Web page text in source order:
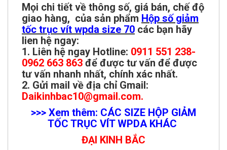
Mọi chi tiết về thông số, giá bán, chế độ
giao hàng, của sản phẩm Hộp sốgiảm
tốc trục vít wpda size 70 các bạn hãy
lien hệ ngay:
1. Liên hệ ngay Hotline: 0911 551 238-
0962 663 863 để được tư vấn để được
tư vấn nhanh nhất, chính xác nhất.
2. Gửi mail về địa chỉ Gmail:
Daikinhbac10@gmail.com.
>>> Xem thêm: CÁC SIZE HỘP GIẢM
TỐC TRỤC VÍT WPDA KHÁC
ĐẠI KINH BẮC